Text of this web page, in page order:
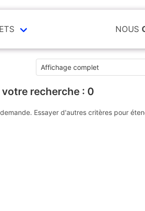
NOUS
recherche : 0
Essayer d'autres critères pour